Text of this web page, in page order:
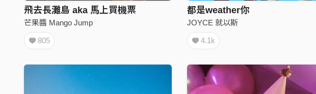
飛去長灘島 aka 馬上買機票
芒果醬 Mango Jump
805
都是weather你
JOYCE 就以斯
4.1k